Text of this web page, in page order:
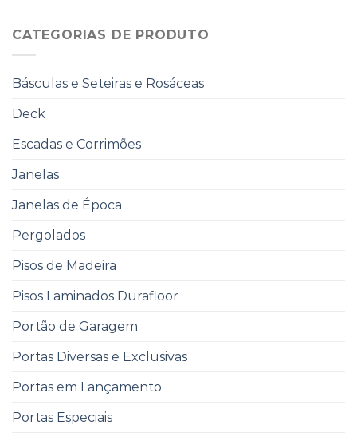
CATEGORIAS DE PRODUTO
Básculas e Seteiras e Rosáceas
Deck
Escadas e Corrimões
Janelas
Janelas de Época
Pergolados
Pisos de Madeira
Pisos Laminados Durafloor
Portão de Garagem
Portas Diversas e Exclusivas
Portas em Lançamento
Portas Especiais